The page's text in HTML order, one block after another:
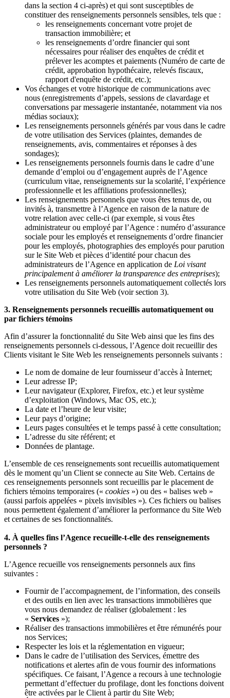
dans la section 4 ci-après) et qui sont susceptibles de
constituer des renseignements personnels sensibles, tels que :
les renseignements concernant votre projet de
transaction immobilière; et
les renseignements d’ordre financier qui sont
nécessaires pour réaliser des enquêtes de crédit et
prélever les acomptes et paiements (Numéro de carte de
crédit, approbation hypothécaire, relevés fiscaux,
rapport d'enquête de crédit, etc.);
Vos échanges et votre historique de communications avec
nous (enregistrements d’appels, sessions de clavardage et
conversations par messagerie instantanée, notamment via nos
médias sociaux);
Les renseignements personnels générés par vous dans le cadre
de votre utilisation des Services (plaintes, demandes de
renseignements, avis, commentaires et réponses à des
sondages);
Les renseignements personnels fournis dans le cadre d’une
demande d’emploi ou d’engagement auprès de l’Agence
(curriculum vitae, renseignements sur la scolarité, l’expérience
professionnelle et les affiliations professionnelles);
Les renseignements personnels que vous êtes tenus de, ou
invités à, transmettre à l’Agence en raison de la nature de
votre relation avec celle-ci (par exemple, si vous êtes
administrateur ou employé par l’Agence : numéro d’assurance
sociale pour les employés et renseignements d’ordre financier
pour les employés, photographies des employés pour parution
sur le Site Web et pièces d’identité pour chacun des
administrateurs de l’Agence en application de Loi visant
principalement à améliorer la transparence des entreprises);
Les renseignements personnels automatiquement collectés lors
votre utilisation du Site Web (voir section 3).
3. Renseignements personnels recueillis automatiquement ou
par fichiers témoins
Afin d’assurer la fonctionnalité du Site Web ainsi que les fins des
renseignements personnels ci-dessous, l’Agence doit recueillir des
Clients visitant le Site Web les renseignements personnels suivants :
Le nom de domaine de leur fournisseur d’accès à Internet;
Leur adresse IP;
Leur navigateur (Explorer, Firefox, etc.) et leur système
d’exploitation (Windows, Mac OS, etc.);
La date et l’heure de leur visite;
Leur pays d’origine;
Leurs pages consultées et le temps passé à cette consultation;
L’adresse du site référent; et
Données de plantage.
L’ensemble de ces renseignements sont recueillis automatiquement
dès le moment qu’un Client se connecte au Site Web. Certains de
ces renseignements personnels sont recueillis par le placement de
fichiers témoins temporaires (« cookies ») ou des « balises web »
(aussi parfois appelées « pixels invisibles »). Ces fichiers ou balises
nous permettent également d’améliorer la performance du Site Web
et certaines de ses fonctionnalités.
4. À quelles fins l’Agence recueille-t-elle des renseignements
personnels ?
L’Agence recueille vos renseignements personnels aux fins
suivantes :
Fournir de l’accompagnement, de l’information, des conseils
et des outils en lien avec les transactions immobilières que
vous nous demandez de réaliser (globalement : les
« Services »);
Réaliser des transactions immobilières et être rémunérés pour
nos Services;
Respecter les lois et la réglementation en vigueur;
Dans le cadre de l’utilisation des Services, émettre des
notifications et alertes afin de vous fournir des informations
spécifiques. Ce faisant, l’Agence a recours à une technologie
permettant d’effectuer du profilage, dont les fonctions doivent
être activées par le Client à partir du Site Web;